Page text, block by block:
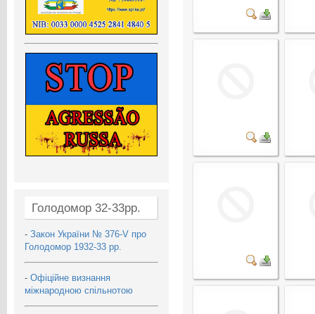
Голодомор 32-33рр.
- Закон України № 376-V про
Голодомор 1932-33 рр.
- Офіційне визнання
міжнародною спільнотою